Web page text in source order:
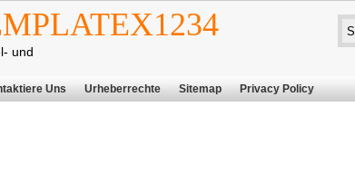
und
Uns Urheberrechte Sitemap Privacy Policy